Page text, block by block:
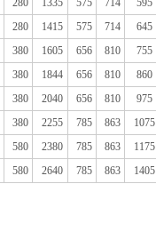
280 1415 575 714 645
380 1605 656 810 755
380 1844 656 810 860
380 2040 656 810 975
380 2255 785 863 1075
580 2380 785 863 1175
580 2640 785 863 1405